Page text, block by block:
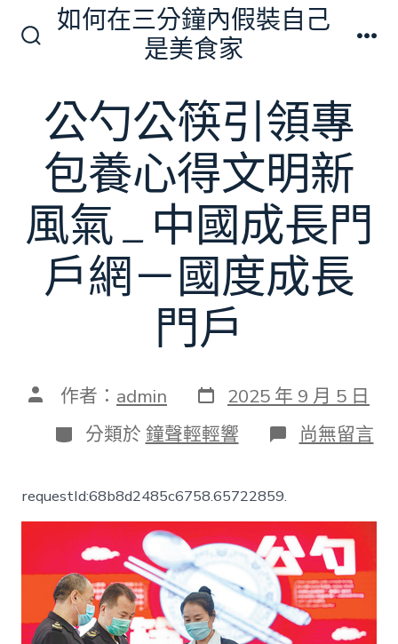
換
開
關
如何在三分鐘內假裝自己
是美食家
公勺公筷引領專
包養心得文明新
風氣 _ 中國成長門
戶網－國度成長
門戶
文 作者： admin 發
表
日
期
2025 年 9 月 5 日
分
類
分類於 鐘聲輕輕響 在
〈公
引
領
專
包
養
心
得
尚無留言
requestId:68b8d2485c6758.65722859.